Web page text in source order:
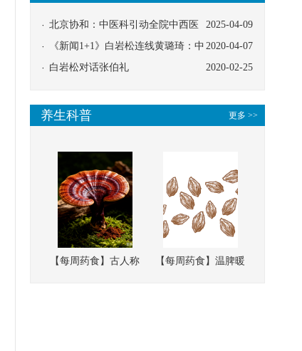
2025-04-09
北京协和：中医科引动全院中西医
协同
2020-04-07
《新闻1+1》白岩松连线黄璐琦：中
医救治的临床效果
2020-02-25
白岩松对话张伯礼
更多 >>
养生科普
【每周药食】古人称
【每周药食】温脾暖